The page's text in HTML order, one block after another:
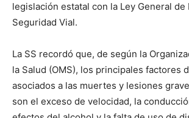
legislación estatal con la Ley General de
Seguridad Vial.
La SS recordó que, de según la
la Salud (OMS), los principales factores
asociados a las muertes y lesiones
son el exceso de velocidad, la